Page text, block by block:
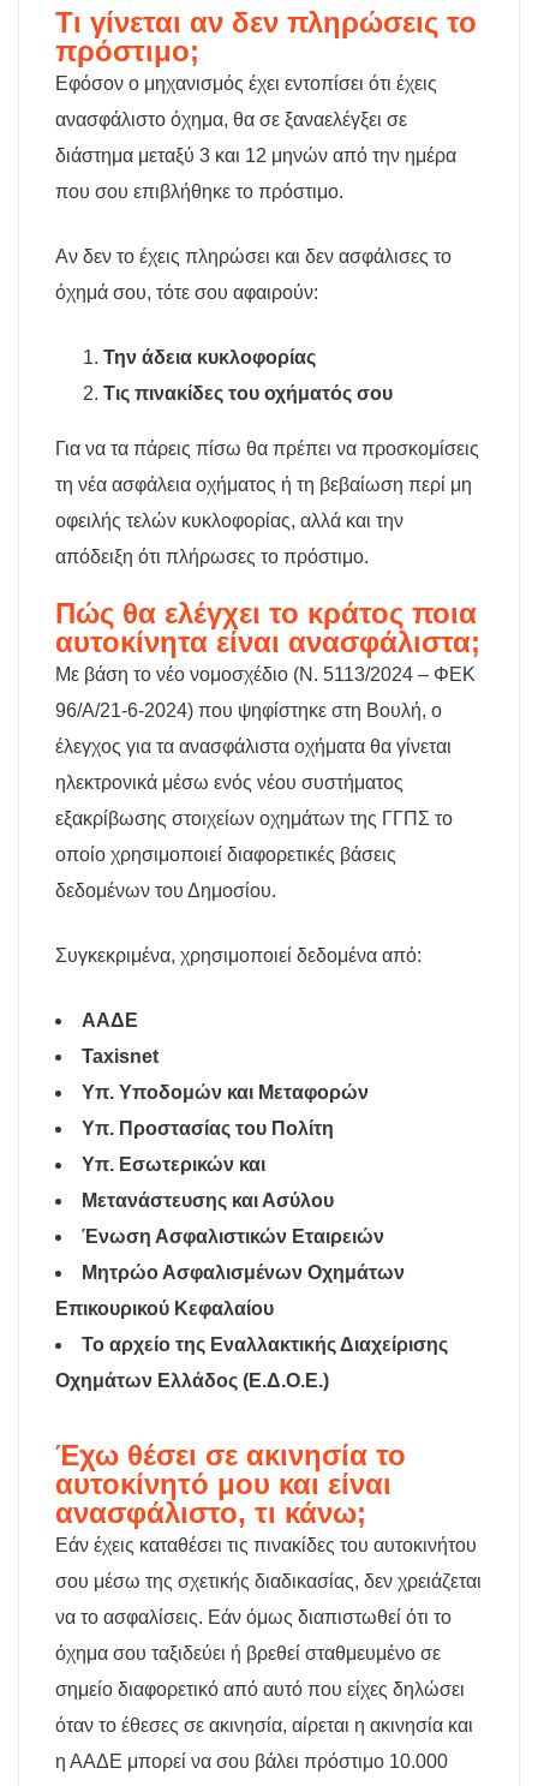
Τι γίνεται αν δεν πληρώσεις το
πρόστιμο;
Εφόσον ο μηχανισμός έχει εντοπίσει ότι έχεις
ανασφάλιστο όχημα, θα σε ξαναελέγξει σε
διάστημα μεταξύ 3 και 12 μηνών από την ημέρα
που σου επιβλήθηκε το πρόστιμο.
Αν δεν το έχεις πληρώσει και δεν ασφάλισες το
όχημά σου, τότε σου αφαιρούν:
Την άδεια κυκλοφορίας
Τις πινακίδες του οχήματός σου
Για να τα πάρεις πίσω θα πρέπει να προσκομίσεις
τη νέα ασφάλεια οχήματος ή τη βεβαίωση περί μη
οφειλής τελών κυκλοφορίας, αλλά και την
απόδειξη ότι πλήρωσες το πρόστιμο.
Πώς θα ελέγχει το κράτος ποια
αυτοκίνητα είναι ανασφάλιστα;
Με βάση το νέο νομοσχέδιο (Ν. 5113/2024 – ΦΕΚ
96/Α/21-6-2024) που ψηφίστηκε στη Βουλή, ο
έλεγχος για τα ανασφάλιστα οχήματα θα γίνεται
ηλεκτρονικά μέσω ενός νέου συστήματος
εξακρίβωσης στοιχείων οχημάτων της ΓΓΠΣ το
οποίο χρησιμοποιεί διαφορετικές βάσεις
δεδομένων του Δημοσίου.
Συγκεκριμένα, χρησιμοποιεί δεδομένα από:
ΑΑΔΕ
Taxisnet
Υπ. Υποδομών και Μεταφορών
Υπ. Προστασίας του Πολίτη
Υπ. Εσωτερικών και
Μετανάστευσης και Ασύλου
Ένωση Ασφαλιστικών Εταιρειών
Μητρώο Ασφαλισμένων Οχημάτων
Επικουρικού Κεφαλαίου
Το αρχείο της Εναλλακτικής Διαχείρισης
Οχημάτων Ελλάδος (Ε.Δ.Ο.Ε.)
Έχω θέσει σε ακινησία το
αυτοκίνητό μου και είναι
ανασφάλιστο, τι κάνω;
Εάν έχεις καταθέσει τις πινακίδες του αυτοκινήτου
σου μέσω της σχετικής διαδικασίας, δεν χρειάζεται
να το ασφαλίσεις. Εάν όμως διαπιστωθεί ότι το
όχημα σου ταξιδεύει ή βρεθεί σταθμευμένο σε
σημείο διαφορετικό από αυτό που είχες δηλώσει
όταν το έθεσες σε ακινησία, αίρεται η ακινησία και
η ΑΑΔΕ μπορεί να σου βάλει πρόστιμο 10.000